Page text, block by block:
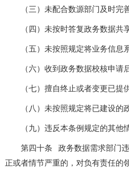
（三）未配合数源部门及时完
（四）未按时答复政务数据
（五）未按照规定将业务信
（六）收到政务数据校核申请
（七）擅自终止或者变更已提
（八）未按照规定将已建设
（九）违反本条例规定的其他
第四十条 政务数据需求部门
正或者情节严重的，对负有责任的